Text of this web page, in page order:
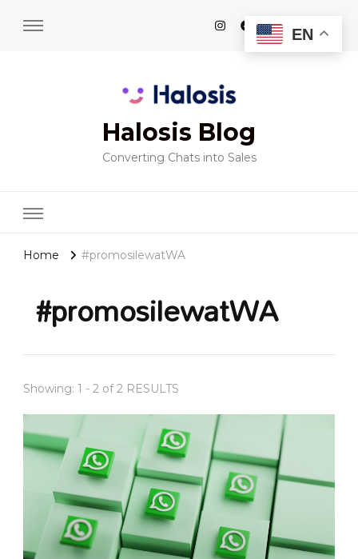
Halosis Blog
Converting Chats into Sales
Home #promosilewatWA
#promosilewatWA
Showing: 1 - 2 of 2 RESULTS
EN